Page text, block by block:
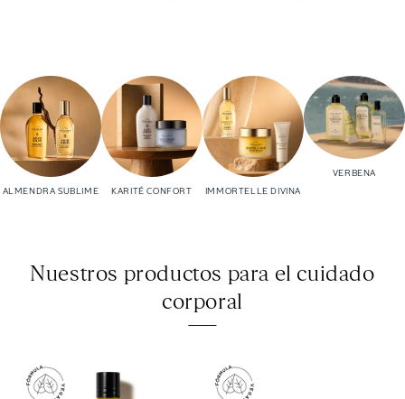
ALMENDRA SUBLIME KARITÉ CONFORT IMMORTELLE DIVINA
VERBENA
Nuestros productos para el cuidado
corporal